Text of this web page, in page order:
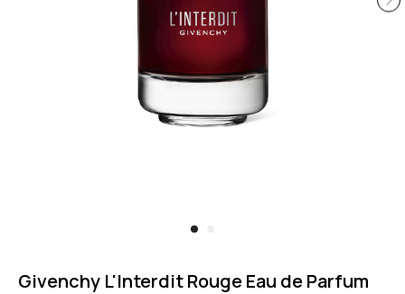
Givenchy L'Interdit Rouge Eau de Parfum